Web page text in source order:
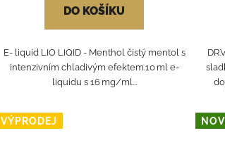
DO KOŠÍKU
E- liquid LIO LIQID - Menthol čistý mentol s
intenzivním chladivým efektem.10 ml e-
liquidu s 16 mg/ml...
VÝPRODEJ